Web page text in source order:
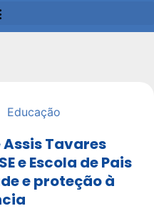
Educação
Assis Tavares
e Escola de Pais
e proteção à